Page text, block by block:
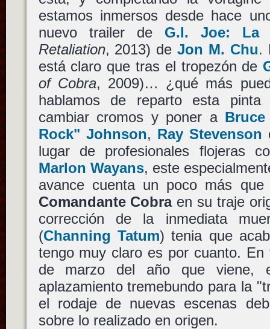
estamos inmersos desde hace
nuevo trailer de G.I. Joe: La
Retaliation, 2013) deJon M. Chu.
está claro que tras el tropezón de
of Cobra, 2009)… ¿qué más
hablamos de reparto esta
cambiar cromos y poner a
Rock" Johnson, Ray Stevenson
lugar de profesionales flojeras
Marlon Wayans, este
avance cuenta un poco más
Comandante Cobraen su traje
corrección de la inmediata
(Channing Tatum) tenia que
tengo muy claro es por cuanto.
de marzo del año que viene,
aplazamiento tremebundo para la
el rodaje de nuevas escenas
sobre lo realizado en origen.